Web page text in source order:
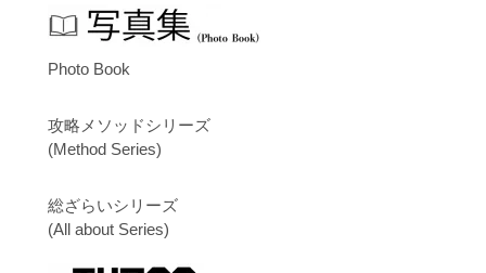
Photo Book
攻略メソッドシリーズ
(Method Series)
総ざらいシリーズ
(All about Series)